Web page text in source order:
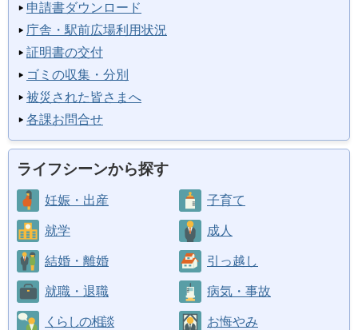
申請書ダウンロード
庁舎・駅前広場利用状況
証明書の交付
ゴミの収集・分別
被災された皆さまへ
各課お問合せ
ライフシーンから探す
妊娠・出産 子育て
就学 成人
結婚・離婚 引っ越し
就職・退職 病気・事故
くらしの相談 お悔やみ